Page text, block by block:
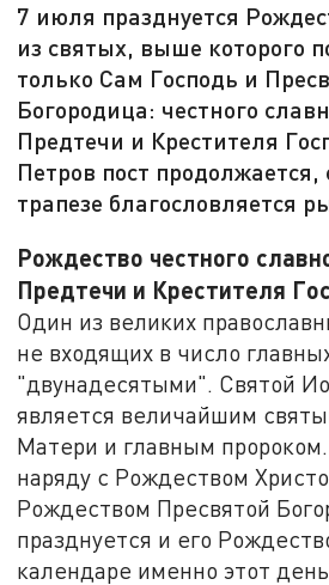
7 июля празднуется
из святых, выше которого
только Сам Господь и
Богородица: честного
Предтечи и Крестителя
Петров пост продолжается,
трапезе благословляется
Рождество честного
Предтечи и Крестителя
Один из великих
не входящих в число
"двунадесятыми". Святой
является величайшим
Матери и главным
наряду с Рождеством
Рождеством Пресвятой
празднуется и его
календаре именно этот